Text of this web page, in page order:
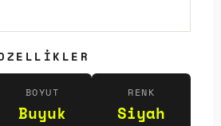
BOYUT
Buyuk
RENK
Siyah